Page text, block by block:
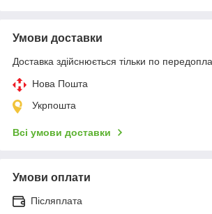
Умови доставки
Доставка здійснюється тільки по
Нова Пошта
Укрпошта
Всі умови доставки
Умови оплати
Післяплата